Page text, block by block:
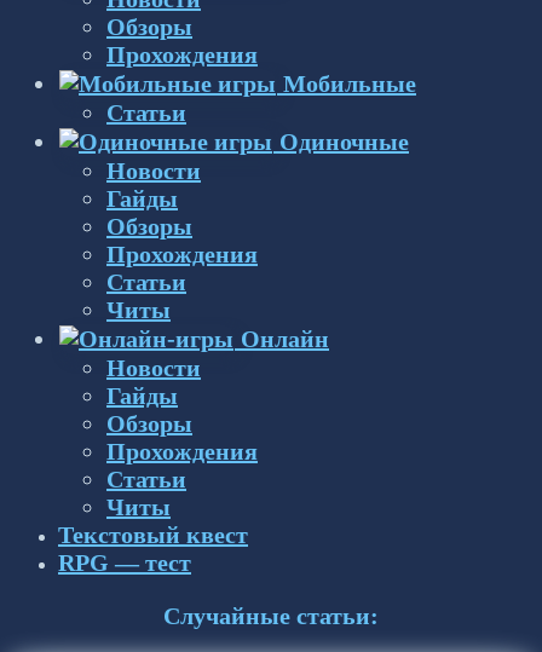
Обзоры
Прохождения
Мобильные
Статьи
Одиночные
Новости
Гайды
Обзоры
Прохождения
Статьи
Читы
Онлайн
Новости
Гайды
Обзоры
Прохождения
Статьи
Читы
Текстовый квест
RPG — тест
Случайные статьи: